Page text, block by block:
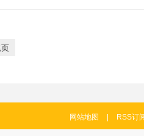
页
网站地图 RSS订